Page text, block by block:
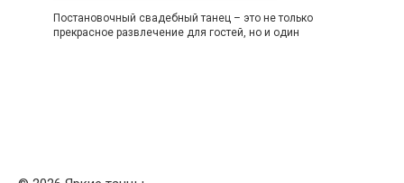
Постановочный свадебный танец – это не только
прекрасное развлечение для гостей, но и один